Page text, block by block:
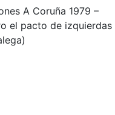
A Coruña 1979 –
el pacto de izquierdas